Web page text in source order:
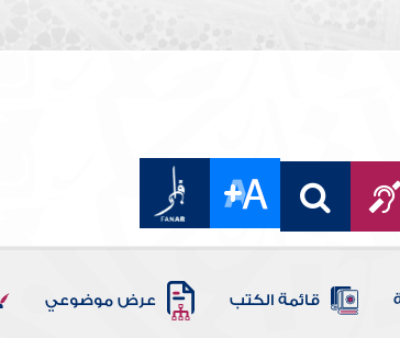
قائمة الكتب عرض موضوعي